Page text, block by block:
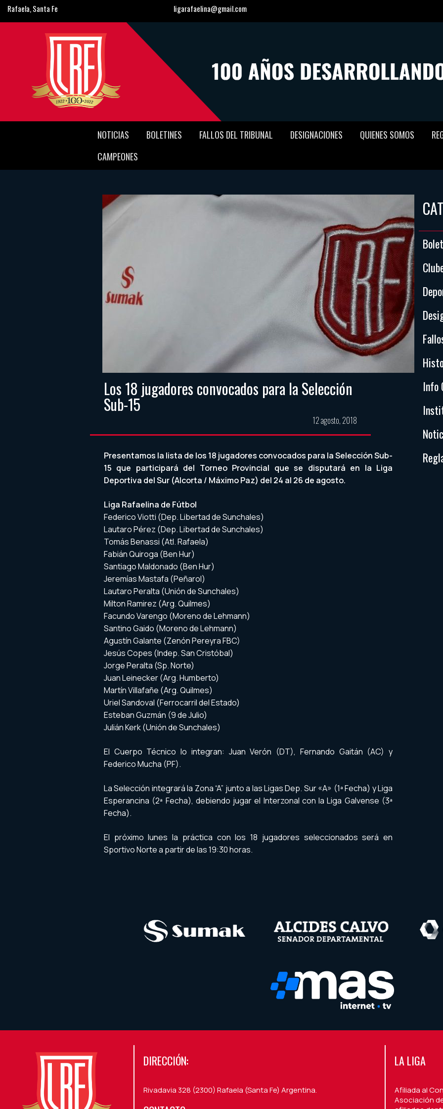
Rafaela, Santa Fe ligarafaelina@gmail.com
NOTICIAS BOLETINES FALLOS DEL TRIBUNAL DESIGNACIONES QUIENES SOMOS
CAMPEONES
Los 18 jugadores convocados para la Selección
Sub-15
12 agosto, 2018
Presentamos la lista de los 18 jugadores convocados para la Selección Sub-
15 que participará del Torneo Provincial que se disputará en la Liga
Deportiva del Sur (Alcorta / Máximo Paz) del 24 al 26 de agosto.
Liga Rafaelina de Fútbol
Federico Viotti (Dep. Libertad de Sunchales)
Lautaro Pérez (Dep. Libertad de Sunchales)
Tomás Benassi (Atl. Rafaela)
Fabián Quiroga (Ben Hur)
Santiago Maldonado (Ben Hur)
Jeremías Mastafa (Peñarol)
Lautaro Peralta (Unión de Sunchales)
Milton Ramirez (Arg. Quilmes)
Facundo Varengo (Moreno de Lehmann)
Santino Gaido (Moreno de Lehmann)
Agustín Galante (Zenón Pereyra FBC)
Jesús Copes (Indep. San Cristóbal)
Jorge Peralta (Sp. Norte)
Juan Leinecker (Arg. Humberto)
Martín Villafañe (Arg. Quilmes)
Uriel Sandoval (Ferrocarril del Estado)
Esteban Guzmán (9 de Julio)
Julián Kerk (Unión de Sunchales)
El Cuerpo Técnico lo integran: Juan Verón (DT), Fernando Gaitán (AC) y
Federico Mucha (PF).
La Selección integrará la Zona “A” junto a las Ligas Dep. Sur «A» (1ª Fecha) y Liga
Esperancina (2ª Fecha), debiendo jugar el Interzonal con la Liga Galvense (3ª
Fecha).
El próximo lunes la práctica con los 18 jugadores seleccionados será en
Sportivo Norte a partir de las 19:30 horas.
Info
DIRECCIÓN:
Rivadavia 328 (2300) Rafaela (Santa Fe) Argentina.
LA LIGA
Afiliada al
Asociación